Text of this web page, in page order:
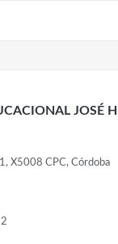
JOSÉ
X5008 CPC, Córdoba